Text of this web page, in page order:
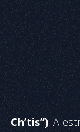
Ch’tis”). A